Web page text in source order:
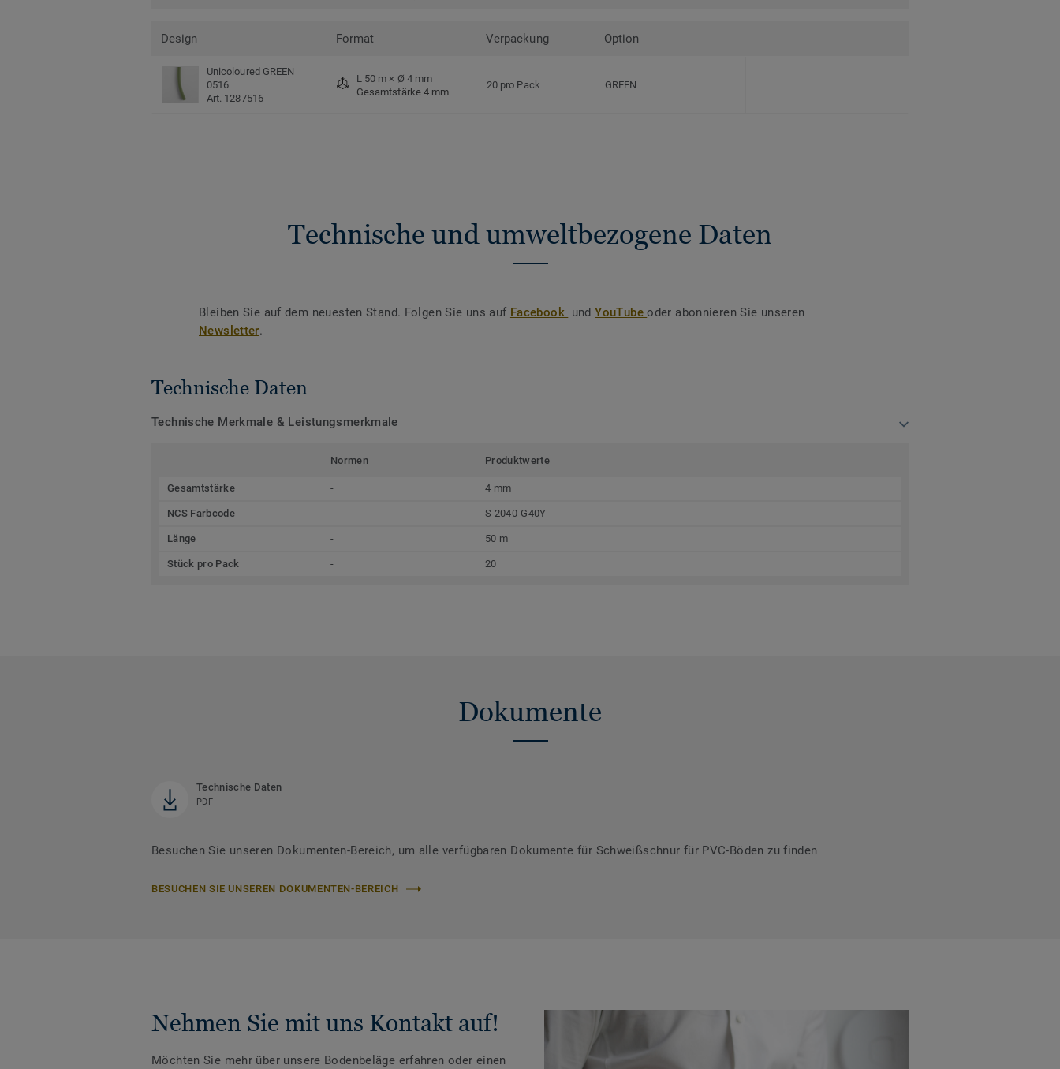
Design Format Verpackung Option
Unicoloured GREEN
0516
Art. 1287516
L 50 m × Ø 4 mm
Gesamtstärke 4 mm
20 pro Pack GREEN
Technische und umweltbezogene Daten
Bleiben Sie auf dem neuesten Stand. Folgen Sie uns auf Facebook undYouTubeoder abonnieren Sie unseren
Newsletter.
Technische Daten
Technische Merkmale & Leistungsmerkmale
Normen Produktwerte
Gesamtstärke - 4 mm
NCS Farbcode - S 2040-G40Y
Länge - 50 m
Stück pro Pack - 20
Dokumente
Technische Daten
PDF
Besuchen Sie unseren Dokumenten-Bereich, um alle verfügbaren Dokumente für Schweißschnur für PVC-Böden zu finden
BESUCHEN SIE UNSEREN DOKUMENTEN-BEREICH
Nehmen Sie mit uns Kontakt auf!
Möchten Sie mehr über unsere Bodenbeläge erfahren oder einen